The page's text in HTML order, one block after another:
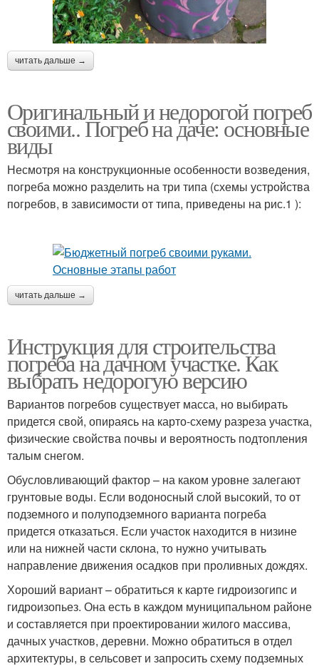
читать дальше →
Оригинальный и недорогой погреб
своими.. Погреб на даче: основные
виды
Несмотря на конструкционные особенности возведения,
погреба можно разделить на три типа (схемы устройства
погребов, в зависимости от типа, приведены на рис.1 ):
читать дальше →
Инструкция для строительства
погреба на дачном участке. Как
выбрать недорогую версию
Вариантов погребов существует масса, но выбирать
придется свой, опираясь на карто-схему разреза участка,
физические свойства почвы и вероятность подтопления
талым снегом.
Обусловливающий фактор – на каком уровне залегают
грунтовые воды. Если водоносный слой высокий, то от
подземного и полуподземного варианта погреба
придется отказаться. Если участок находится в низине
или на нижней части склона, то нужно учитывать
направление движения осадков при проливных дождях.
Хороший вариант – обратиться к карте гидроизогипс и
гидроизопьез. Она есть в каждом муниципальном районе
и составляется при проектировании жилого массива,
дачных участков, деревни. Можно обратиться в отдел
архитектуры, в сельсовет и запросить схему подземных